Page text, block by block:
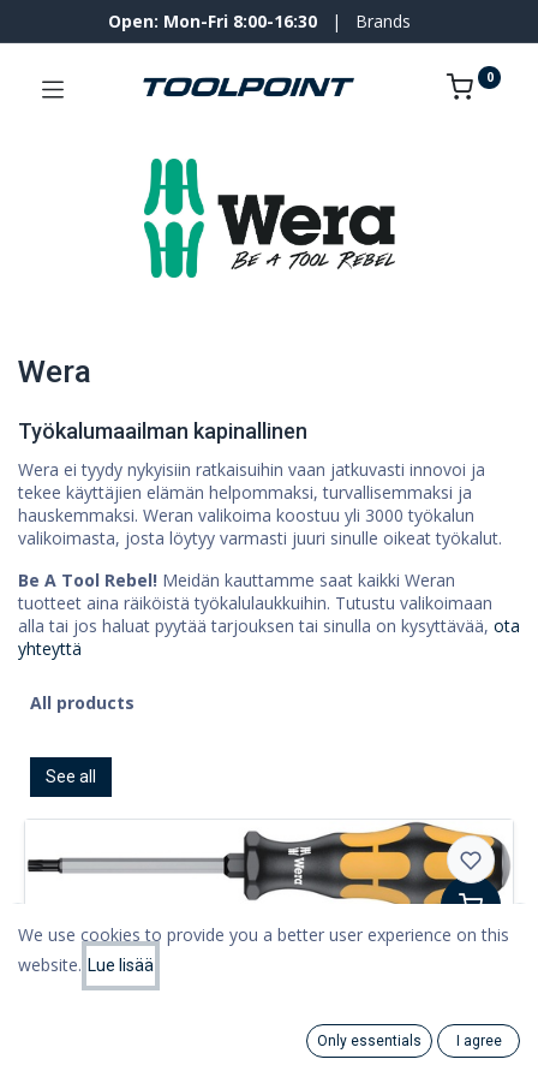
Open: Mon-Fri 8:00-16:30 | Brands
0
Wera
Työkalumaailman kapinallinen
Wera ei tyydy nykyisiin ratkaisuihin vaan jatkuvasti innovoi ja
tekee käyttäjien elämän helpommaksi, turvallisemmaksi ja
hauskemmaksi. Weran valikoima koostuu yli 3000 työkalun
valikoimasta, josta löytyy varmasti juuri sinulle oikeat työkalut.
Be A Tool Rebel! Meidän kauttamme saat kaikki Weran
tuotteet aina räiköistä työkalulaukkuihin. Tutustu valikoimaan
alla tai jos haluat pyytää tarjouksen tai sinulla on kysyttävää, ota
yhteyttä
All products
See all
Torx-ruuvitaltat
Wera 977 TORX® ruuvitaltta
Alkaen €
We use cookies to provide you a better user experience on this
website. Lue lisää
Only essentials I agree